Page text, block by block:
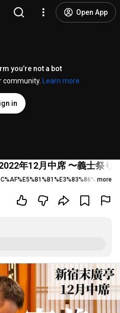
Open App
you’re not a bot
community.
Learn more
in
年12月中席 〜義士祭り
more